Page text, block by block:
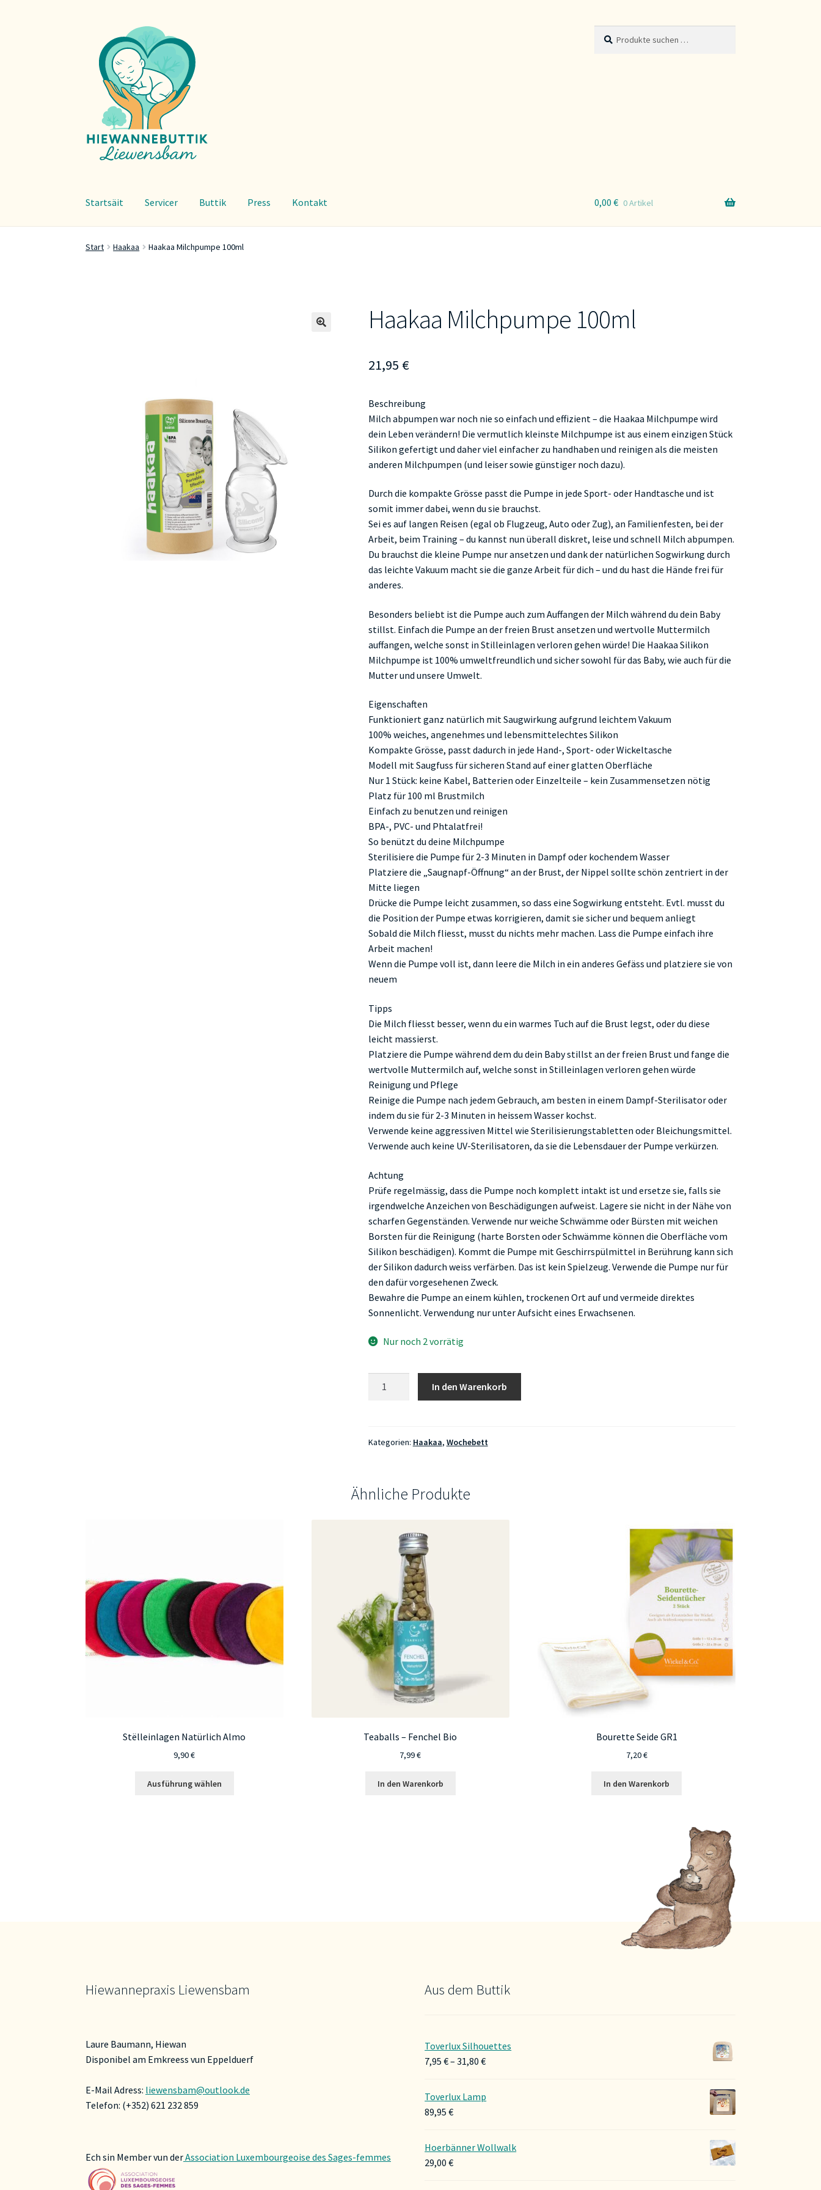
Navigation
springen
Inhalt
springen
nach:
Startsäit Servicer Buttik Press Kontakt 0,00 € 0 Artikel
Start Haakaa Haakaa Milchpumpe 100ml
Haakaa Milchpumpe 100ml
21,95 €
Beschreibung
Milch abpumpen war noch nie so einfach und effizient – die Haakaa Milchpumpe wird
dein Leben verändern! Die vermutlich kleinste Milchpumpe ist aus einem einzigen Stück
Silikon gefertigt und daher viel einfacher zu handhaben und reinigen als die meisten
anderen Milchpumpen (und leiser sowie günstiger noch dazu).
Durch die kompakte Grösse passt die Pumpe in jede Sport- oder Handtasche und ist
somit immer dabei, wenn du sie brauchst.
Sei es auf langen Reisen (egal ob Flugzeug, Auto oder Zug), an Familienfesten, bei der
Arbeit, beim Training – du kannst nun überall diskret, leise und schnell Milch abpumpen.
Du brauchst die kleine Pumpe nur ansetzen und dank der natürlichen Sogwirkung durch
das leichte Vakuum macht sie die ganze Arbeit für dich – und du hast die Hände frei für
anderes.
Besonders beliebt ist die Pumpe auch zum Auffangen der Milch während du dein Baby
stillst. Einfach die Pumpe an der freien Brust ansetzen und wertvolle Muttermilch
auffangen, welche sonst in Stilleinlagen verloren gehen würde! Die Haakaa Silikon
Milchpumpe ist 100% umweltfreundlich und sicher sowohl für das Baby, wie auch für die
Mutter und unsere Umwelt.
Eigenschaften
Funktioniert ganz natürlich mit Saugwirkung aufgrund leichtem Vakuum
100% weiches, angenehmes und lebensmittelechtes Silikon
Kompakte Grösse, passt dadurch in jede Hand-, Sport- oder Wickeltasche
Modell mit Saugfuss für sicheren Stand auf einer glatten Oberfläche
Nur 1 Stück: keine Kabel, Batterien oder Einzelteile – kein Zusammensetzen nötig
Platz für 100 ml Brustmilch
Einfach zu benutzen und reinigen
BPA-, PVC- und Phtalatfrei!
So benützt du deine Milchpumpe
Sterilisiere die Pumpe für 2-3 Minuten in Dampf oder kochendem Wasser
Platziere die „Saugnapf-Öffnung“ an der Brust, der Nippel sollte schön zentriert in der
Mitte liegen
Drücke die Pumpe leicht zusammen, so dass eine Sogwirkung entsteht. Evtl. musst du
die Position der Pumpe etwas korrigieren, damit sie sicher und bequem anliegt
Sobald die Milch fliesst, musst du nichts mehr machen. Lass die Pumpe einfach ihre
Arbeit machen!
Wenn die Pumpe voll ist, dann leere die Milch in ein anderes Gefäss und platziere sie von
neuem
Tipps
Die Milch fliesst besser, wenn du ein warmes Tuch auf die Brust legst, oder du diese
leicht massierst.
Platziere die Pumpe während dem du dein Baby stillst an der freien Brust und fange die
wertvolle Muttermilch auf, welche sonst in Stilleinlagen verloren gehen würde
Reinigung und Pflege
Reinige die Pumpe nach jedem Gebrauch, am besten in einem Dampf-Sterilisator oder
indem du sie für 2-3 Minuten in heissem Wasser kochst.
Verwende keine aggressiven Mittel wie Sterilisierungstabletten oder Bleichungsmittel.
Verwende auch keine UV-Sterilisatoren, da sie die Lebensdauer der Pumpe verkürzen.
Achtung
Prüfe regelmässig, dass die Pumpe noch komplett intakt ist und ersetze sie, falls sie
irgendwelche Anzeichen von Beschädigungen aufweist. Lagere sie nicht in der Nähe von
scharfen Gegenständen. Verwende nur weiche Schwämme oder Bürsten mit weichen
Borsten für die Reinigung (harte Borsten oder Schwämme können die Oberfläche vom
Silikon beschädigen). Kommt die Pumpe mit Geschirrspülmittel in Berührung kann sich
der Silikon dadurch weiss verfärben. Das ist kein Spielzeug. Verwende die Pumpe nur für
den dafür vorgesehenen Zweck.
Bewahre die Pumpe an einem kühlen, trockenen Ort auf und vermeide direktes
Sonnenlicht. Verwendung nur unter Aufsicht eines Erwachsenen.
Nur noch 2 vorrätig
In den Warenkorb
Kategorien: Haakaa, Wochebett
Ähnliche Produkte
Stëlleinlagen Natürlich Almo
9,90€
Ausführung wählen
Teaballs – Fenchel Bio
7,99€
In den Warenkorb
Bourette Seide GR1
7,20€
In den Warenkorb
Hiewannepraxis Liewensbam
Laure Baumann, Hiewan
Disponibel am Emkreess vun Eppelduerf
E-Mail Adress: liewensbam@outlook.de
Telefon: (+352) 621 232 859
Ech sin Member vun derAssociation Luxembourgeoise des Sages-femmes
Aus dem Buttik
Toverlux Silhouettes
7,95€–31,80€Preisspanne:
Toverlux Lamp
89,95€
Hoerbänner Wollwalk
29,00€